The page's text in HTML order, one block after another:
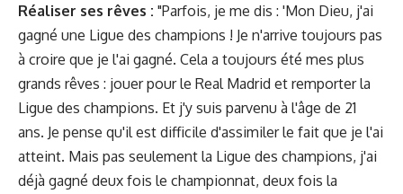
Réaliser ses rêves : "Parfois, je me dis : 'Mon Dieu, j'ai
gagné une Ligue des champions ! Je n'arrive toujours pas
à croire que je l'ai gagné. Cela a toujours été mes plus
grands rêves : jouer pour le Real Madrid et remporter la
Ligue des champions. Et j'y suis parvenu à l'âge de 21
ans. Je pense qu'il est difficile d'assimiler le fait que je l'ai
atteint. Mais pas seulement la Ligue des champions, j'ai
déjà gagné deux fois le championnat, deux fois la